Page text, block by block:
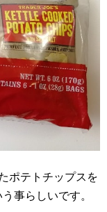
ポテトチップスを
事らしいです。